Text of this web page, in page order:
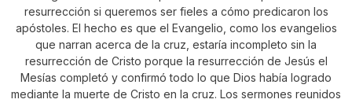
resurrección si queremos ser fieles a cómo predicaron los
apóstoles. El hecho es que el Evangelio, como los evangelios
que narran acerca de la cruz, estaría incompleto sin la
resurrección de Cristo porque la resurrección de Jesús el
Mesías completó y confirmó todo lo que Dios había logrado
mediante la muerte de Cristo en la cruz. Los sermones reunidos